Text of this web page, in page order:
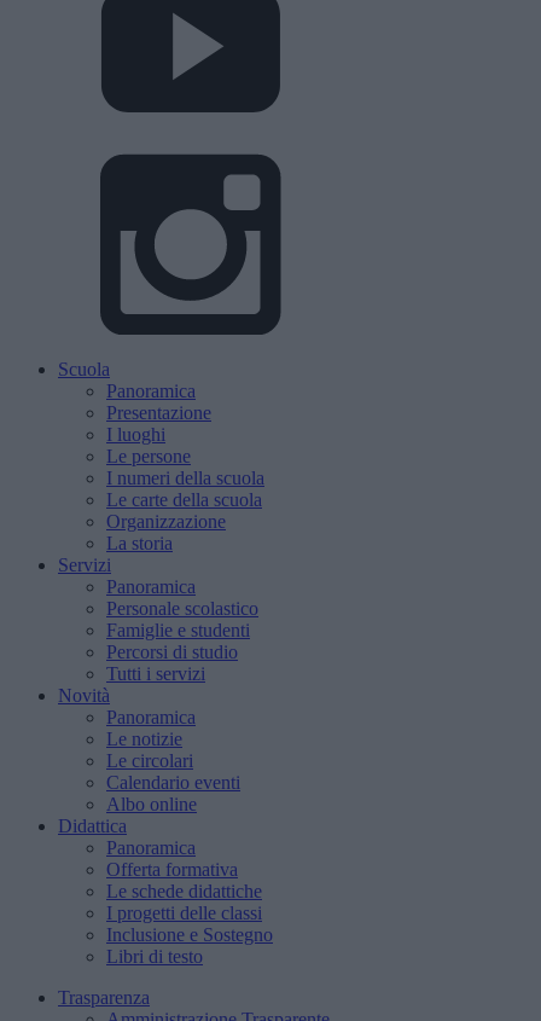
Scuola
Panoramica
Presentazione
I luoghi
Le persone
I numeri della scuola
Le carte della scuola
Organizzazione
La storia
Servizi
Panoramica
Personale scolastico
Famiglie e studenti
Percorsi di studio
Tutti i servizi
Novità
Panoramica
Le notizie
Le circolari
Calendario eventi
Albo online
Didattica
Panoramica
Offerta formativa
Le schede didattiche
I progetti delle classi
Inclusione e Sostegno
Libri di testo
Trasparenza